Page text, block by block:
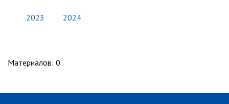
2023 2024
Материалов: 0